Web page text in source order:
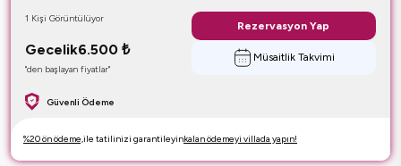
Güvenli Ödeme
Gecelik6.500 ₺
"den başlayan fiyatlar"
1 Kişi Görüntülüyor
Rezervasyon Yap
Müsaitlik Takvimi
%20 ön ödeme,ile tatilinizi garantileyinkalan ödemeyi villada yapın!